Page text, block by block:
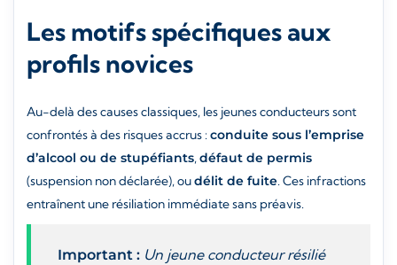
Les motifs spécifiques aux
profils novices
Au-delà des causes classiques, les jeunes conducteurs sont
confrontés à des risques accrus :conduite sous l’emprise
d’alcool ou de stupéfiants,défaut de permis
(suspension non déclarée), oudélit de fuite. Ces infractions
entraînent une résiliation immédiate sans préavis.
Important : Un jeune conducteur résilié